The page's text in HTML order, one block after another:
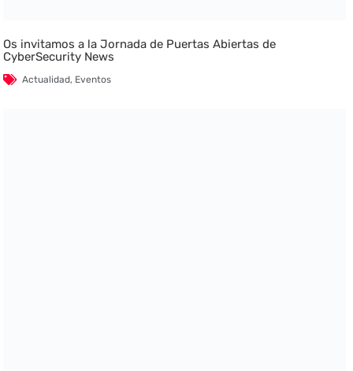
Os invitamos a la Jornada de Puertas Abiertas de
CyberSecurity News
Actualidad, Eventos